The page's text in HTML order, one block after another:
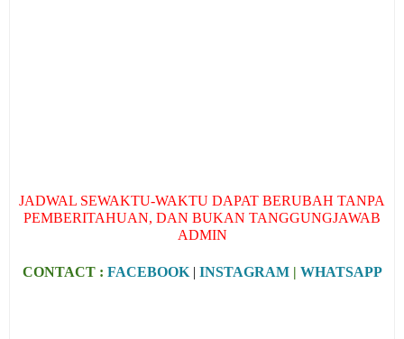
JADWAL SEWAKTU-WAKTU DAPAT BERUBAH TANPA
PEMBERITAHUAN, DAN BUKAN TANGGUNGJAWAB
ADMIN
CONTACT : FACEBOOK| INSTAGRAM| WHATSAPP